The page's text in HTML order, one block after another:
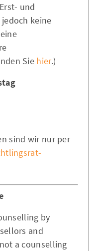
und
keine
Sie hier.)
sind wir nur per
by
and
a counselling